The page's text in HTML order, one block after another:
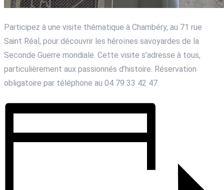
Participez à une visite thématique à Chambéry, au 71 rue
Saint Réal, pour découvrir les héroïnes savoyardes de la
Seconde Guerre mondiale. Cette visite s’adresse à tous,
particulièrement aux passionnés d’histoire. Réservation
obligatoire par téléphone au 04 79 33 42 47.